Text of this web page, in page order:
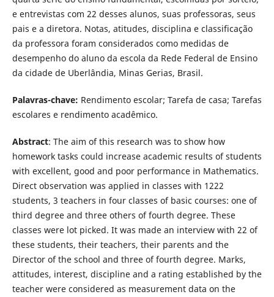
e entrevistas com 22 desses alunos, suas professoras, seus
pais e a diretora. Notas, atitudes, disciplina e classificação
da professora foram considerados como medidas de
desempenho do aluno da escola da Rede Federal de Ensino
da cidade de Uberlândia, Minas Gerias, Brasil.
Palavras-chave: Rendimento escolar; Tarefa de casa; Tarefas
escolares e rendimento acadêmico.
Abstract: The aim of this research was to show how
homework tasks could increase academic results of students
with excellent, good and poor performance in Mathematics.
Direct observation was applied in classes with 1222
students, 3 teachers in four classes of basic courses: one of
third degree and three others of fourth degree. These
classes were lot picked. It was made an interview with 22 of
these students, their teachers, their parents and the
Director of the school and three of fourth degree. Marks,
attitudes, interest, discipline and a rating established by the
teacher were considered as measurement data on the